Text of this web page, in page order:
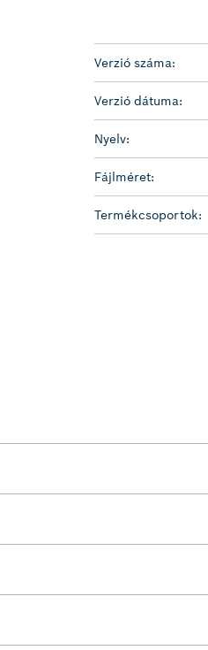
Verzió száma:
Verzió dátuma:
Nyelv:
Fájlméret:
Termékcsoportok: